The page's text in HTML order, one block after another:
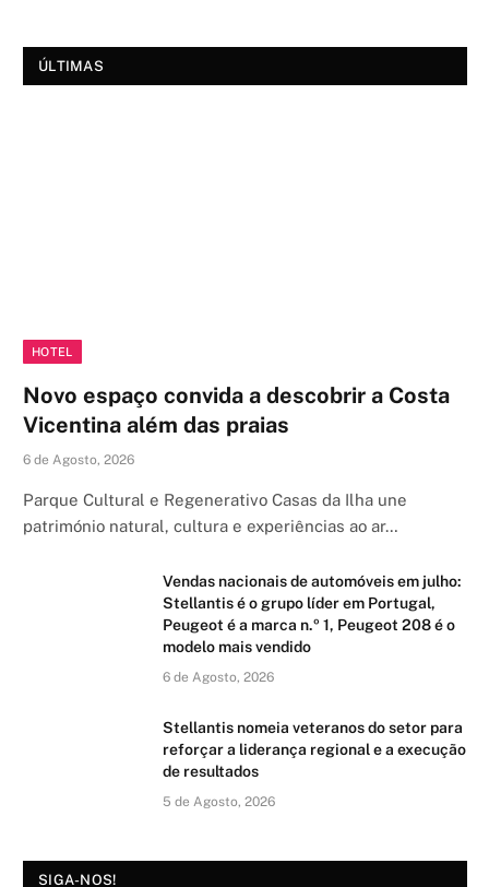
ÚLTIMAS
HOTEL
Novo espaço convida a descobrir a Costa
Vicentina além das praias
6 de Agosto, 2026
Parque Cultural e Regenerativo Casas da Ilha une
património natural, cultura e experiências ao ar…
Vendas nacionais de automóveis em julho:
Stellantis é o grupo líder em Portugal,
Peugeot é a marca n.º 1, Peugeot 208 é o
modelo mais vendido
6 de Agosto, 2026
Stellantis nomeia veteranos do setor para
reforçar a liderança regional e a execução
de resultados
5 de Agosto, 2026
SIGA-NOS!